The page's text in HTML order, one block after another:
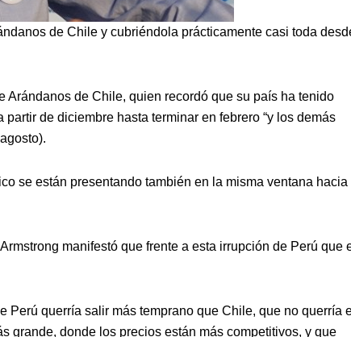
de Chile y cubriéndola prácticamente casi toda
de Chile, quien recordó que su país ha tenido
de diciembre hasta terminar en febrero “y los demás
se están presentando también en la misma ventana hacia
manifestó que frente a esta irrupción de Perú que
Perú querría salir más temprano que Chile, que no querría
grande, donde los precios están más competitivos, y que